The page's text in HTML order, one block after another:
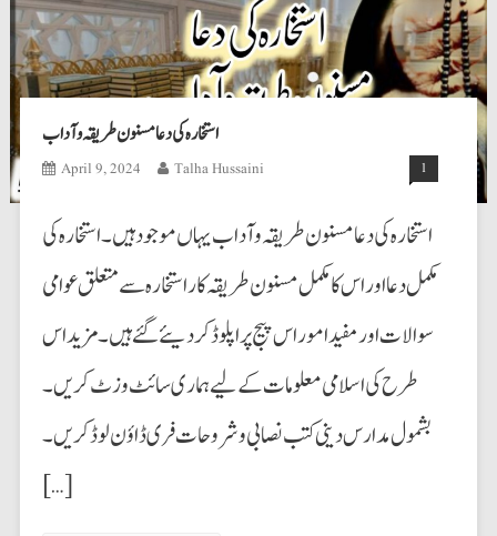
استخارہ کی دعا مسنون طریقہ و آداب
April 9, 2024 Talha Hussaini 1
استخارہ کی دعا مسنون طریقہ و آداب یہاں موجود ہیں۔ استخارہ کی
مکمل دعا اوراس کا مکمل مسنون طریقہ کار استخارہ سے متعلق عوامی
سوالات اور مفید اموراس پیج پراپلوڈ کردیئے گئے ہیں۔ مزیداس
طرح کی اسلامی معلومات کے لیے ہماری سائٹ وزٹ کریں۔
بشمول مدارس دینی کتب نصابی و شروحات فری ڈاؤن لوڈ کریں۔
[…]